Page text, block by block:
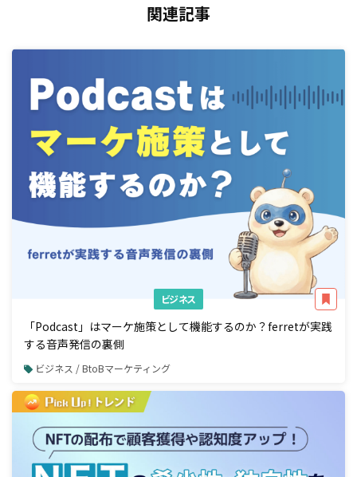
関連記事
ビジネス
「Podcast」はマーケ施策として機能するのか？ferretが実践
する音声発信の裏側
ビジネス / BtoBマーケティング